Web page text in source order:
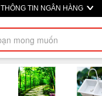
THÔNG TIN NGÂN HÀNG